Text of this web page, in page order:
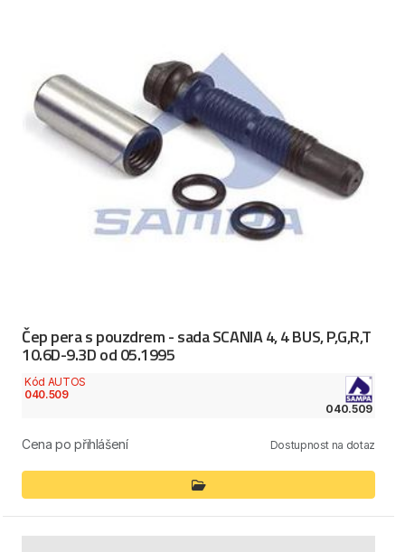
Čep pera s pouzdrem - sada SCANIA 4, 4 BUS, P,G,R,T
10.6D-9.3D od 05.1995
Kód AUTOS
040.509
040.509
Cena po přihlášení Dostupnost na dotaz